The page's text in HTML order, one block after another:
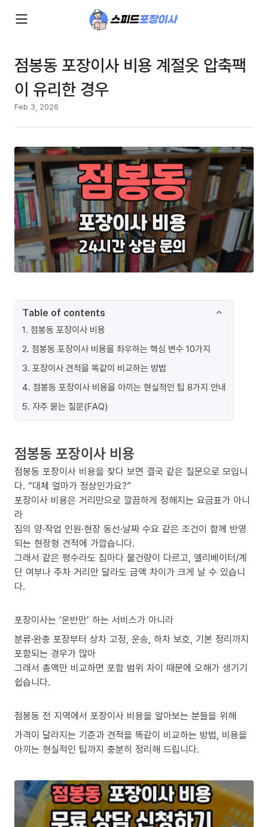
점봉동 포장이사 비용 계절옷 압축팩
이 유리한 경우
Feb 3, 2026
Table of contents
1. 점봉동 포장이사 비용
2. 점봉동 포장이사 비용을 좌우하는 핵심 변수 10가지
3. 포장이사 견적을 똑같이 비교하는 방법
4. 점봉동 포장이사 비용을 아끼는 현실적인 팁 8가지 안내
5. 자주 묻는 질문(FAQ)
점봉동 포장이사 비용
점봉동 포장이사 비용을 찾다 보면 결국 같은 질문으로 모입니
다. “대체 얼마가 정상인가요?”
포장이사 비용은 거리만으로 깔끔하게 정해지는 요금표가 아니
라
짐의 양·작업 인원·현장 동선·날짜 수요 같은 조건이 함께 반영
되는 현장형 견적에 가깝습니다.
그래서 같은 평수라도 집마다 물건량이 다르고, 엘리베이터/계
단 여부나 주차 거리만 달라도 금액 차이가 크게 날 수 있습니
다.
포장이사는 ‘운반만’ 하는 서비스가 아니라
분류·완충 포장부터 상차 고정, 운송, 하차 보호, 기본 정리까지
포함되는 경우가 많아
그래서 총액만 비교하면 포함 범위 차이 때문에 오해가 생기기
쉽습니다.
점봉동 전 지역에서 포장이사 비용을 알아보는 분들을 위해
가격이 달라지는 기준과 견적을 똑같이 비교하는 방법, 비용을
아끼는 현실적인 팁까지 충분히 정리해 드립니다.